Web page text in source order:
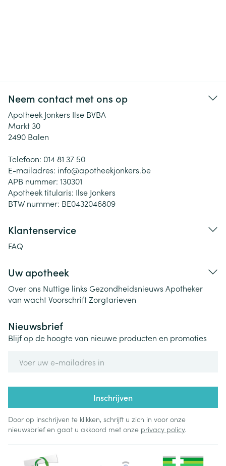
Neem contact met ons op
Apotheek Jonkers Ilse BVBA
Markt 30
2490 Balen
Telefoon: 014 81 37 50
E-mailadres: info@apotheekjonkers.be
APB nummer: 130301
Apotheek titularis: Ilse Jonkers
BTW nummer: BE0432046809
Klantenservice
FAQ
Uw apotheek
Over ons Nuttige links Gezondheidsnieuws Apotheker
van wachtVoorschriftZorgtarieven
Nieuwsbrief
Blijf op de hoogte van nieuwe producten en promoties
Inschrijven
Door op inschrijven te klikken, schrijft u zich in voor onze
nieuwsbrief en gaat u akkoord met onze privacy policy.